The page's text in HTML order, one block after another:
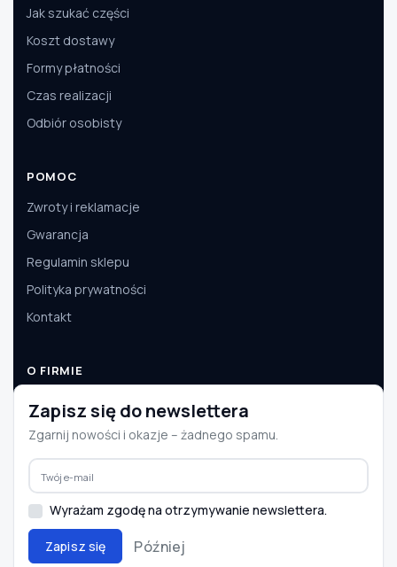
Jak szukać części
Koszt dostawy
Formy płatności
Czas realizacji
Odbiór osobisty
POMOC
Zwroty i reklamacje
Gwarancja
Regulamin sklepu
Polityka prywatności
Kontakt
O FIRMIE
O nas
Dane firmy
Aktualności
Współpraca B2B
Zapisz się do newslettera
Zgarnij nowości i okazje – żadnego spamu.
Wyrażam zgodę na otrzymywanie newslettera.
Zapisz się Później